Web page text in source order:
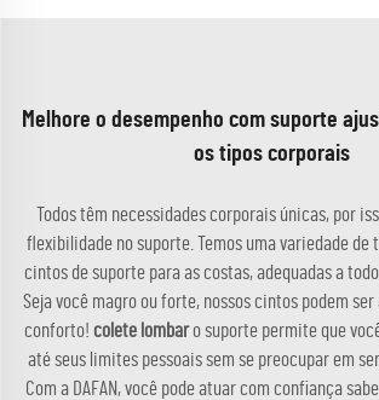
Melhore o desempenho com suporte
os tipos corporais
Todos têm necessidades corporais únicas, por
flexibilidade no suporte. Temos uma variedade
cintos de suporte para as costas, adequadas a
Seja você magro ou forte, nossos cintos podem
conforto! colete lombaro suporte permite que
até seus limites pessoais sem se preocupar em
Com a DAFAN, você pode atuar com confiança